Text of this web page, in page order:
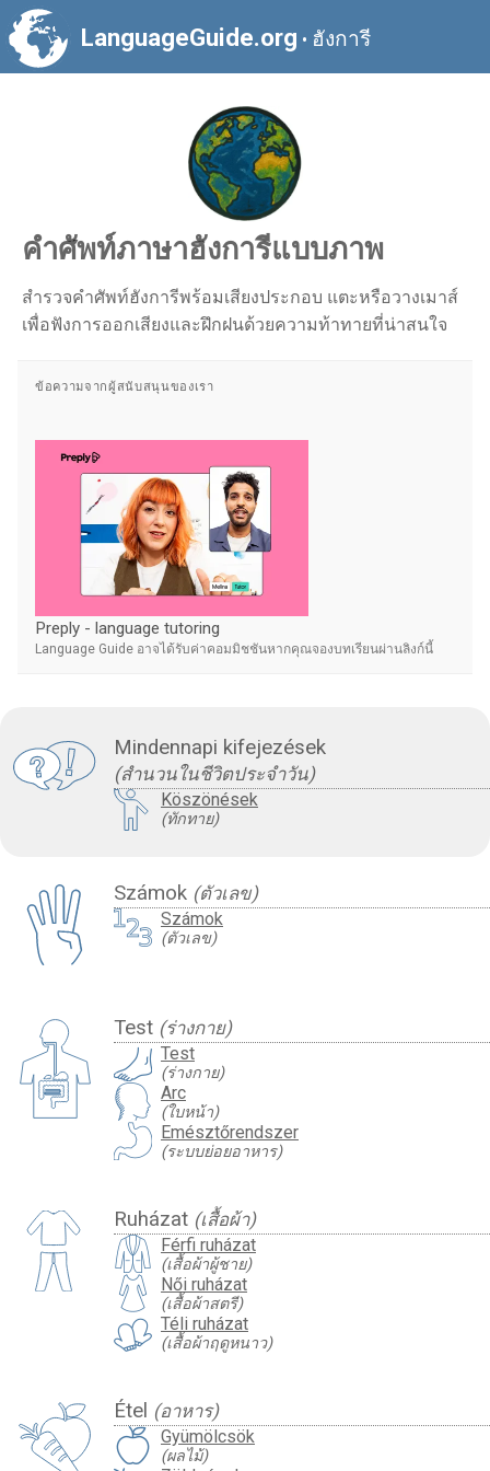
LanguageGuide.org • ฮังการี
คำศัพท์ภาษาฮังการีแบบภาพ
สำรวจคำศัพท์ฮังการีพร้อมเสียงประกอบ แตะหรือวางเมาส์
เพื่อฟังการออกเสียงและฝึกฝนด้วยความท้าทายที่น่าสนใจ
Mindennapi kifejezések
(สำนวนในชีวิตประจำวัน)
Köszönések
(ทักทาย)
Számok (ตัวเลข)
Számok
(ตัวเลข)
Test (ร่างกาย)
Test
(ร่างกาย)
Arc
(ใบหน้า)
Emésztőrendszer
(ระบบย่อยอาหาร)
Ruházat (เสื้อผ้า)
Férfi ruházat
(เสื้อผ้าผู้ชาย)
Női ruházat
(เสื้อผ้าสตรี)
Téli ruházat
(เสื้อผ้าฤดูหนาว)
Étel (อาหาร)
Gyümölcsök
(ผลไม้)
ข้อความจากผู้สนับสนุนของเรา
Preply - language tutoring
Language Guide อาจได้รับค่าคอมมิชชันหากคุณจองบทเรียนผ่านลิงก์นี้